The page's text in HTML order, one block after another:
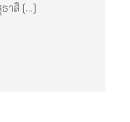
ธาสิ […]